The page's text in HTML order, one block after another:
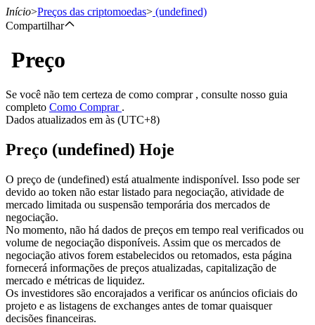
Futuros
Futuros de USDT
Futuros usando USDT como garantia
Início>Preços das criptomoedas> (undefined)
Compartilhar
Preço
Se você não tem certeza de como comprar , consulte nosso guia
completo Como Comprar .
Dados atualizados em às (UTC+8)
Preço (undefined) Hoje
O preço de (undefined) está atualmente indisponível. Isso pode ser
devido ao token não estar listado para negociação, atividade de
mercado limitada ou suspensão temporária dos mercados de
negociação.
No momento, não há dados de preços em tempo real verificados ou
volume de negociação disponíveis. Assim que os mercados de
negociação ativos forem estabelecidos ou retomados, esta página
fornecerá informações de preços atualizadas, capitalização de
mercado e métricas de liquidez.
Os investidores são encorajados a verificar os anúncios oficiais do
projeto e as listagens de exchanges antes de tomar quaisquer
decisões financeiras.